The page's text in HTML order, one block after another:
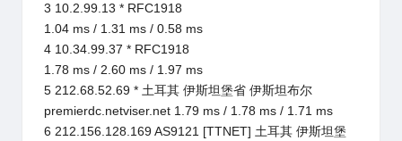
3 10.2.99.13 * RFC1918
1.04 ms / 1.31 ms / 0.58 ms
4 10.34.99.37 * RFC1918
1.78 ms / 2.60 ms / 1.97 ms
5 212.68.52.69 * 土耳其 伊斯坦堡省 伊斯坦布尔
premierdc.netviser.net 1.79 ms / 1.78 ms / 1.71 ms
6 212.156.128.169 AS9121 [TTNET] 土耳其 伊斯坦堡